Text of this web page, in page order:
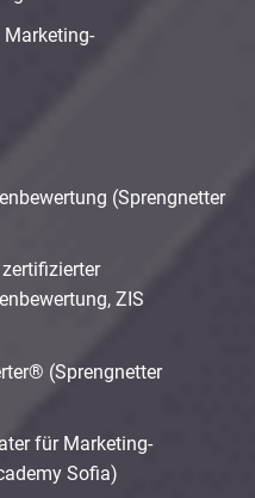
Marketing-
(Sprengnetter
ZIS
(Sprengnetter
für Marketing-
Sofia)